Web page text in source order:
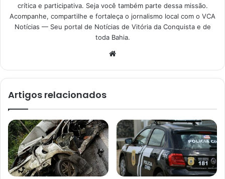
crítica e participativa. Seja você também parte dessa missão.
Acompanhe, compartilhe e fortaleça o jornalismo local com o VCA
Notícias — Seu portal de Notícias de Vitória da Conquista e de
toda Bahia.
Artigos relacionados